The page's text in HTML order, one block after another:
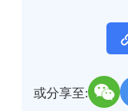
或分享至: